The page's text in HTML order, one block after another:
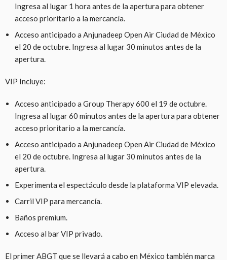
Ingresa al lugar 1 hora antes de la apertura para obtener
acceso prioritario a la mercancía.
Acceso anticipado a Anjunadeep Open Air Ciudad de México
el 20 de octubre. Ingresa al lugar 30 minutos antes de la
apertura.
VIP Incluye:
Acceso anticipado a Group Therapy 600 el 19 de octubre.
Ingresa al lugar 60 minutos antes de la apertura para obtener
acceso prioritario a la mercancía.
Acceso anticipado a Anjunadeep Open Air Ciudad de México
el 20 de octubre. Ingresa al lugar 30 minutos antes de la
apertura.
Experimenta el espectáculo desde la plataforma VIP elevada.
Carril VIP para mercancía.
Baños premium.
Acceso al bar VIP privado.
El primer ABGT que se llevará a cabo en México también marca